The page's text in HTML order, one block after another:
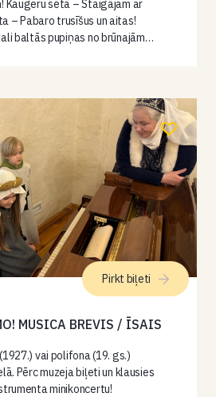
Kaugeru sētā – Staigājam ar
– Pabaro trusīšus un aitas!
baltās pupiņas no brūnajām…
MUSICA BREVIS / ĪSAIS
vai polifona (19. gs.)
Pērc muzeja biļeti un klausies
minikoncertu!
Pirkt biļeti